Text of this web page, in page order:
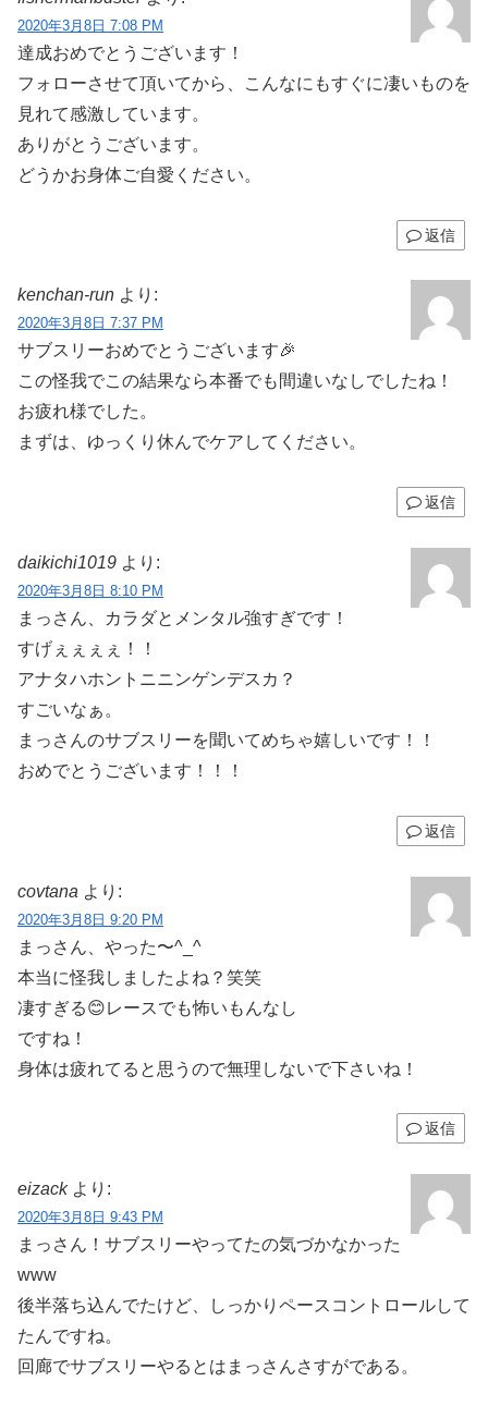
2020年3月8日 7:08 PM
達成おめでとうございます！
フォローさせて頂いてから、こんなにもすぐに凄いものを
見れて感激しています。
ありがとうございます。
どうかお身体ご自愛ください。
返信
kenchan-run より:
2020年3月8日 7:37 PM
サブスリーおめでとうございます🎉
この怪我でこの結果なら本番でも間違いなしでしたね！
お疲れ様でした。
まずは、ゆっくり休んでケアしてください。
返信
daikichi1019 より:
2020年3月8日 8:10 PM
まっさん、カラダとメンタル強すぎです！
すげぇぇぇぇ！！
アナタハホントニニンゲンデスカ？
すごいなぁ。
まっさんのサブスリーを聞いてめちゃ嬉しいです！！
おめでとうございます！！！
返信
covtana より:
2020年3月8日 9:20 PM
まっさん、やった〜^_^
本当に怪我しましたよね？笑笑
凄すぎる😊レースでも怖いもんなし
ですね！
身体は疲れてると思うので無理しないで下さいね！
返信
eizack より:
2020年3月8日 9:43 PM
まっさん！サブスリーやってたの気づかなかった
www
後半落ち込んでたけど、しっかりペースコントロールして
たんですね。
回廊でサブスリーやるとはまっさんさすがである。